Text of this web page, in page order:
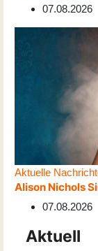
07.08.2026
Aktuelle
Alison Nichols
07.08.2026
Aktuell